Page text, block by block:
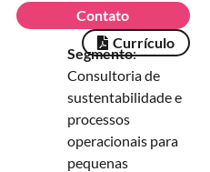
Contato
Currículo
Segmento:
Consultoria de
sustentabilidade e
processos
operacionais para
pequenas